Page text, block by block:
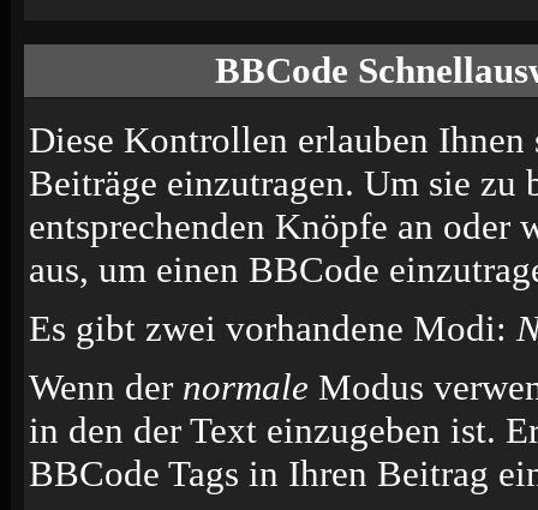
BBCode
Diese Kontrollen erlauben
Beiträge einzutragen. Um sie zu
entsprechenden Knöpfe an oder
aus, um einen BBCode
Es gibt zwei vorhandene Modi:
Wenn der normale Modus
in den der Text einzugeben ist.
BBCode Tags in Ihren Beitrag